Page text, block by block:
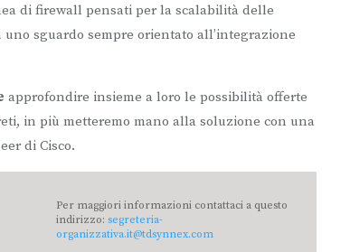
di firewall pensati per la scalabilità delle
sguardo sempre orientato all’integrazione
approfondire insieme a loro le possibilità offerte
in più metteremo mano alla soluzione con una
di Cisco.
Per maggiori informazioni contattaci a questo
indirizzo:segreteria-
organizzativa.it@tdsynnex.com